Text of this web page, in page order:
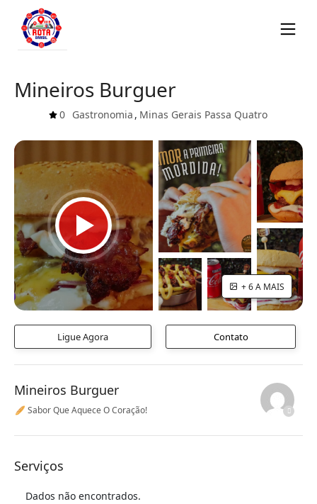
Mineiros Burguer
0 Gastronomia , Minas Gerais Passa Quatro
+ 6 A MAIS
Ligue Agora Contato
Mineiros Burguer
🥖 Sabor Que Aquece O Coração!
Serviços
Dados não encontrados.